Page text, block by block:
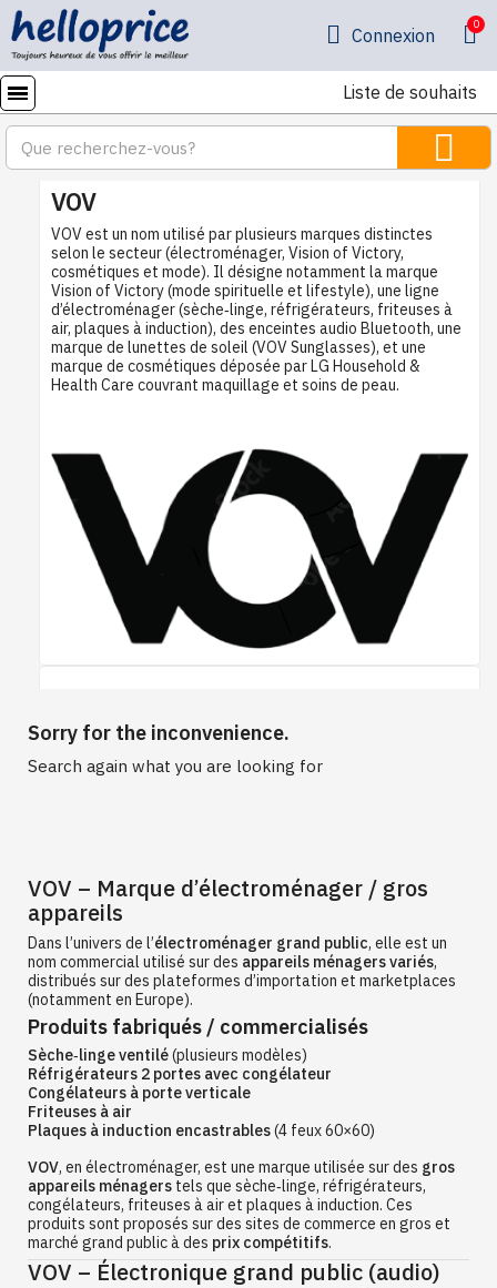
Connexion
Liste de souhaits
VOV
VOV est un nom utilisé par plusieurs marques distinctes
selon le secteur (électroménager, Vision of Victory,
cosmétiques et mode). Il désigne notamment la marque
Vision of Victory (mode spirituelle et lifestyle), une ligne
d’électroménager (sèche‑linge, réfrigérateurs, friteuses à
air, plaques à induction), des enceintes audio Bluetooth, une
marque de lunettes de soleil (VOV Sunglasses), et une
marque de cosmétiques déposée par LG Household &
Health Care couvrant maquillage et soins de peau.
Sorry for the inconvenience.
Search again what you are looking for
VOV – Marque d’électroménager / gros
appareils
Dans l’univers de l’électroménager grand public, elle est un
nom commercial utilisé sur des appareils ménagers variés,
distribués sur des plateformes d’importation et marketplaces
(notamment en Europe).
Produits fabriqués / commercialisés
Sèche‑linge ventilé(plusieurs modèles)
Réfrigérateurs 2 portes avec congélateur
Congélateurs à porte verticale
Friteuses à air
Plaques à induction encastrables(4 feux 60×60)
VOV, en électroménager, est une marque utilisée sur des gros
appareils ménagers tels que sèche‑linge, réfrigérateurs,
congélateurs, friteuses à air et plaques à induction. Ces
produits sont proposés sur des sites de commerce en gros et
marché grand public à des prix compétitifs.
VOV – Électronique grand public (audio)